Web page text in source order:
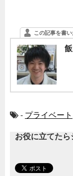
この記事を書い
- プライベート
お役に立てたら